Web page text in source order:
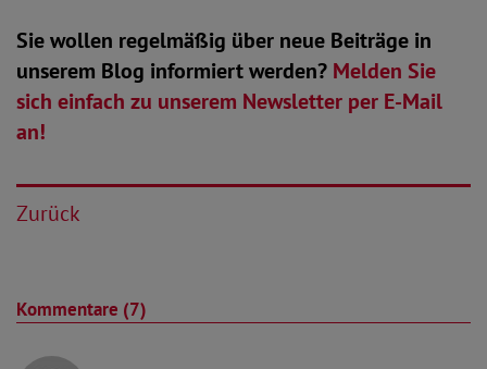
Sie wollen regelmäßig über neue Beiträge in
unserem Blog informiert werden? Melden Sie
sich einfach zu unserem Newsletter per E-Mail
an!
Zurück
Kommentare (7)